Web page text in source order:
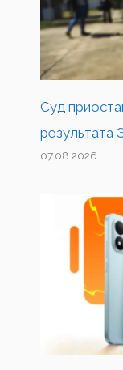
Суд
результата
07.08.2026